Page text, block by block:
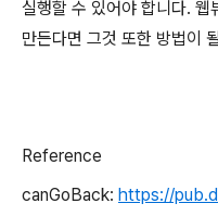
실행할 수 있어야 합니다. 웹
만든다면 그것 또한 방법이
Reference
canGoBack: https://